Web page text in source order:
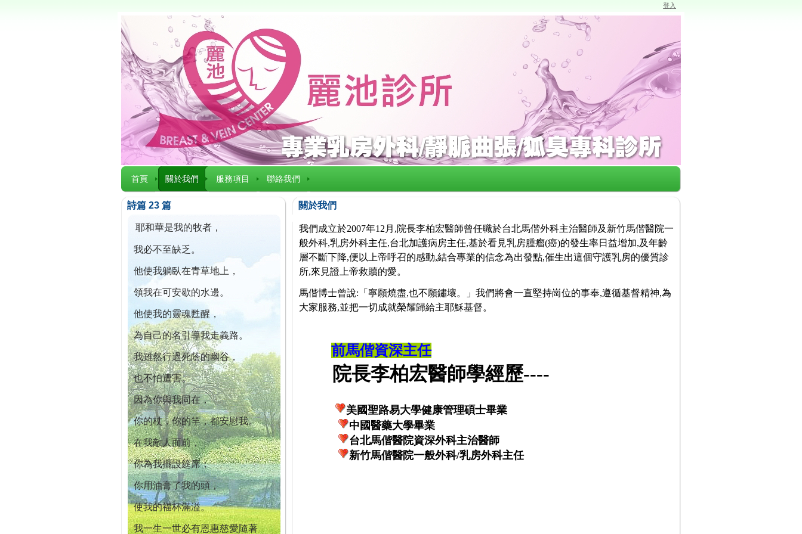
登入
首頁 關於我們 服務項目 聯絡我們
詩篇 23 篇
耶和華是我的牧者，
我必不至缺乏。
他使我躺臥在青草地上，
領我在可安歇的水邊。
他使我的靈魂甦醒，
為自己的名引導我走義路。
我雖然行過死蔭的幽谷，
也不怕遭害。
因為你與我同在，
你的杖，你的竿，都安慰我。
在我敵人面前，
你為我擺設筵席；
你用油膏了我的頭，
使我的福杯滿溢。
我一生一世必有恩惠慈愛隨著
關於我們
我們成立於2007年12月,院長李柏宏醫師曾任職於台北馬偕外科主治醫師及新竹馬偕醫院一
般外科,乳房外科主任,台北加護病房主任,基於看見乳房腫瘤(癌)的發生率日益增加,及年齡
層不斷下降,便以上帝呼召的感動,結合專業的信念為出發點,催生出這個守護乳房的優質診
所,來見證上帝救贖的愛。
馬偕博士曾說:「寧願燒盡,也不願鏽壞。」我們將會一直堅持崗位的事奉,遵循基督精神,為
大家服務,並把一切成就榮耀歸給主耶穌基督。
前馬偕資深主任
院長李柏宏醫師學經歷----
美國聖路易大學健康管理碩士畢業
中國醫藥大學畢業
台北馬偕醫院資深外科主治醫師
新竹馬偕醫院一般外科/乳房外科主任